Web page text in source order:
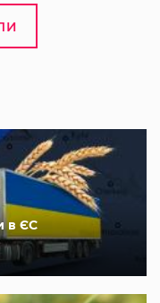
в ЄС